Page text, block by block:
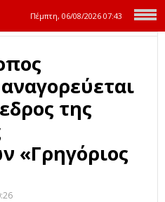
Πέμπτη, 06/08/2026 07:43
της
«Γρηγόριος